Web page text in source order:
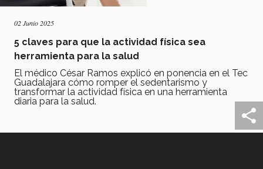
02 Junio 2025
5 claves para que la actividad física sea
herramienta para la salud
El médico César Ramos explicó en ponencia en el Tec
Guadalajara cómo romper el sedentarismo y
transformar la actividad física en una herramienta
diaria para la salud.